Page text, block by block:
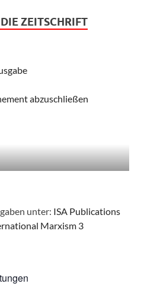
ZEITSCHRIFT
abzuschließen
unter: ISA Publications
Marxism 3